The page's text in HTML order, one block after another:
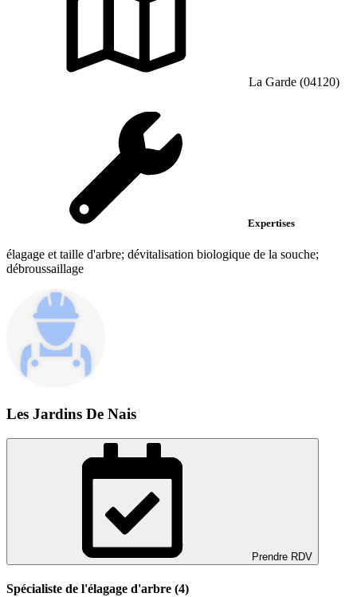
La Garde (04120)
Expertises
élagage et taille d'arbre; dévitalisation biologique de la souche;
débroussaillage
Les Jardins De Nais
Prendre RDV
Spécialiste de l'élagage d'arbre (4)